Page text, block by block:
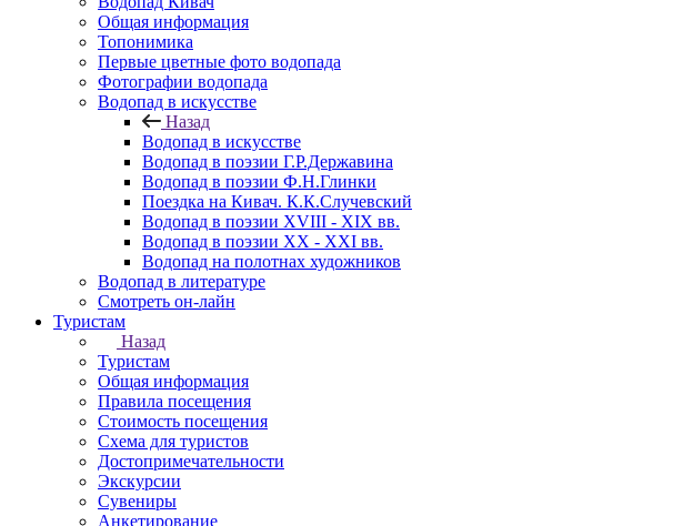
Общая информация
Топонимика
Первые цветные фото водопада
Фотографии водопада
Водопад в искусстве
Назад
Водопад в искусстве
Водопад в поэзии Г.Р.Державина
Водопад в поэзии Ф.Н.Глинки
Поездка на Кивач. К.К.Случевский
Водопад в поэзии XVIII - XIX вв.
Водопад в поэзии XX - XXI вв.
Водопад на полотнах художников
Водопад в литературе
Смотреть он-лайн
Туристам
Назад
Туристам
Общая информация
Правила посещения
Стоимость посещения
Схема для туристов
Достопримечательности
Экскурсии
Сувениры
Анкетирование